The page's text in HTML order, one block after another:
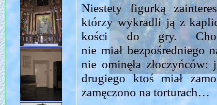
Niestety figurką
którzy wykradli ją z
kości do gry.
nie miał bezpośredniego
nie ominęła
drugiego ktoś miał
zamęczono na torturach…